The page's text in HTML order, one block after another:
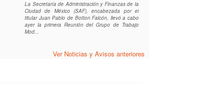
Ver Noticias y Avisos anteriores
La Secretaría de Administración y Finanzas de la
Ciudad de México (SAF), encabezada por el
titular Juan Pablo de Botton Falcón, llevó a cabo
ayer la primera Reunión del Grupo de Trabajo
Mod...